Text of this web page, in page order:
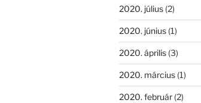
2020. július(2)
2020. június(1)
2020. április(3)
2020. március(1)
2020. február(2)